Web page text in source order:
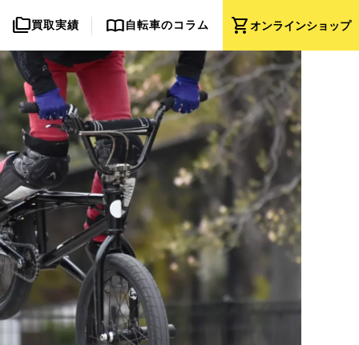
shopping_cartオンラインショップ
folder_copy買取実績 import_contacts自転車のコラム